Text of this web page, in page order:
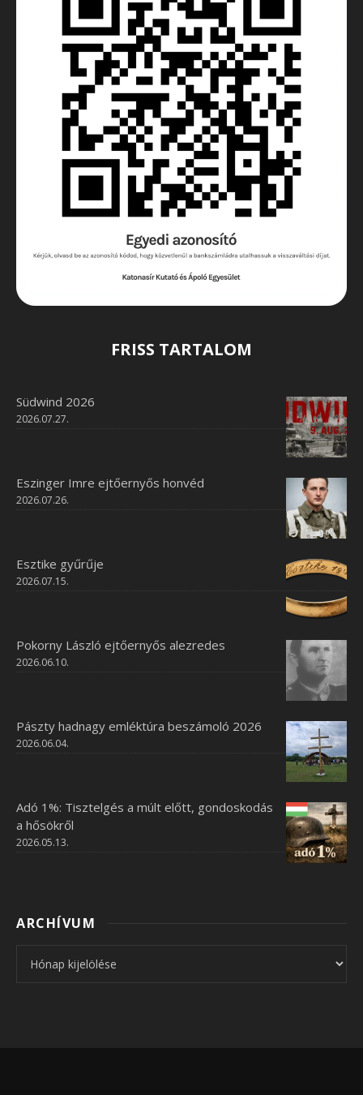
FRISS TARTALOM
Südwind 2026
2026.07.27.
Eszinger Imre ejtőernyős honvéd
2026.07.26.
Esztike gyűrűje
2026.07.15.
Pokorny László ejtőernyős alezredes
2026.06.10.
Pászty hadnagy emléktúra beszámoló 2026
2026.06.04.
Adó 1%: Tisztelgés a múlt előtt, gondoskodás
a hősökről
2026.05.13.
ARCHÍVUM